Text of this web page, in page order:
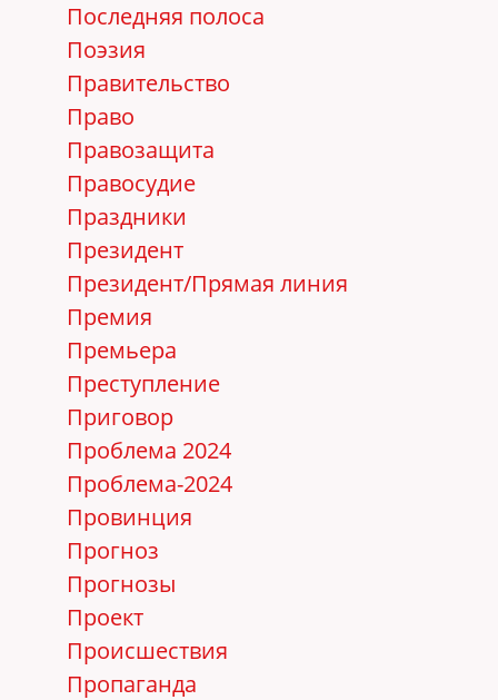
Последняя полоса
Поэзия
Правительство
Право
Правозащита
Правосудие
Праздники
Президент
Президент/Прямая линия
Премия
Премьера
Преступление
Приговор
Проблема 2024
Проблема-2024
Провинция
Прогноз
Прогнозы
Проект
Происшествия
Пропаганда